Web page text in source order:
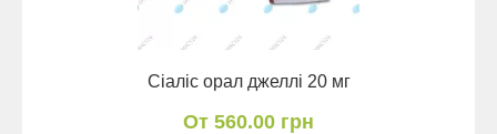
Сіаліс орал джеллі 20 мг
От 560.00 грн